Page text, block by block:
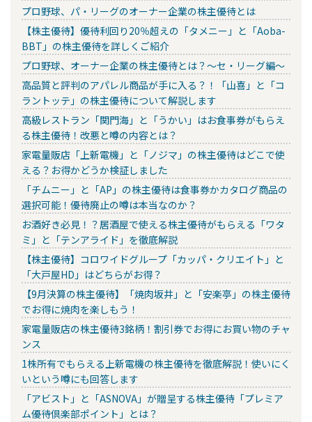
プロ野球、パ・リーグのオーナー企業の株主優待とは
【株主優待】優待利回り20％超えの「タメニー」と「Aoba-
BBT」の株主優待を詳しくご紹介
プロ野球、オーナー企業の株主優待とは？～セ・リーグ編～
高品質と評判のアパレル商品が手に入る？！「山喜」と「コ
ラントッテ」の株主優待について解説します
高級レストラン「関門海」と「うかい」はお食事券がもらえ
る株主優待！改悪と噂の内容とは？
家電量販店「上新電機」と「ノジマ」の株主優待はどこで使
える？お得かどうか検証しました
「チムニー」と「AP」の株主優待は食事券かカタログ商品の
選択可能！優待廃止の噂は本当なのか？
お酒好き必見！？居酒屋で使える株主優待がもらえる「ワタ
ミ」と「テンアライド」を徹底解説
【株主優待】コロワイドグループ「カッパ・クリエイト」と
「大戸屋HD」はどちらがお得？
【9月決算の株主優待】「焼肉坂井」と「安楽亭」の株主優待
でお得に焼肉を楽しもう！
家電量販店の株主優待3銘柄！割引券でお得にお買い物のチャ
ンス
1株所有でもらえる上新電機の株主優待を徹底解説！使いにく
いという噂にも回答します
「アビスト」と「ASNOVA」が贈呈する株主優待「プレミア
ム優待倶楽部ポイント」とは？